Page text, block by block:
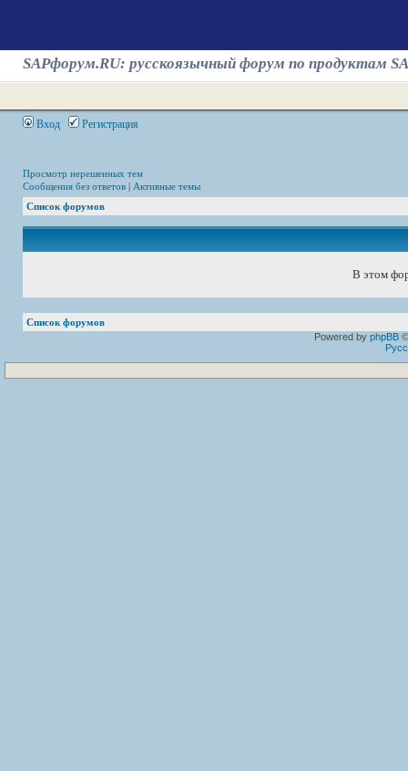
SAPфорум.RU: русскоязычный форум по продуктам
Вход Регистрация
Просмотр нерешенных тем
Сообщения без ответов | Активные темы
Список форумов
В этом
Список форумов
Powered by phpBB